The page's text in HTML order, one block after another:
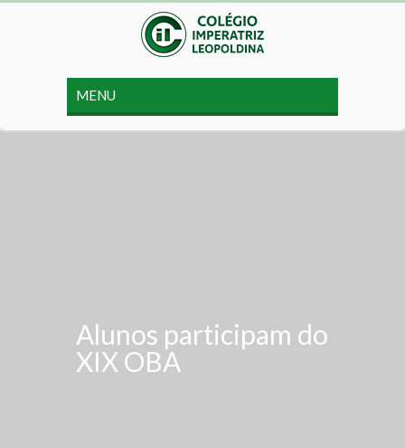
Alunos participam do
XIX OBA